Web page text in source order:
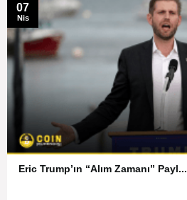
Eric Trump’ın “Alım Zamanı” Payl...
07
Nis